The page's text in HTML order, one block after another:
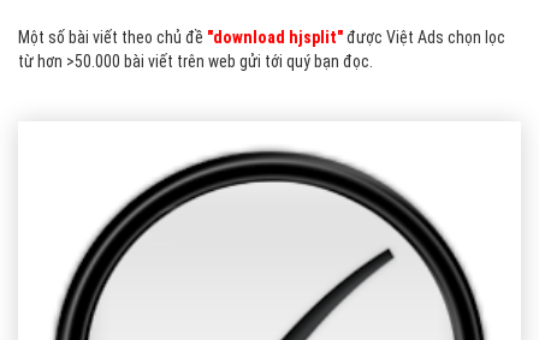
Một số bài viết theo chủ đề "download hjsplit"được Việt Ads chọn lọc
từ hơn >50.000 bài viết trên web gửi tới quý bạn đọc.